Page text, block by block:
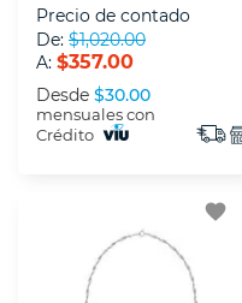
Precio de contado
De: $1,020.00
A: $357.00
Desde $30.00
mensuales con
Crédito
favorite